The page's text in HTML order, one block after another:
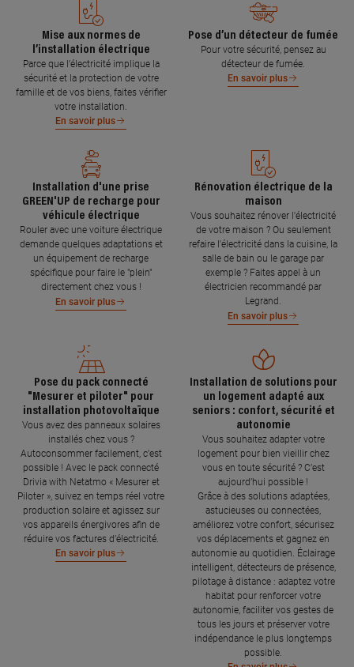
Mise aux normes de
l’installation électrique
Parce que l’électricité implique la
sécurité et la protection de votre
famille et de vos biens, faites vérifier
votre installation.
En savoir plus
Pose d’un détecteur de fumée
Pour votre sécurité, pensez au
détecteur de fumée.
En savoir plus
Installation d'une prise
GREEN'UP de recharge pour
véhicule électrique
Rouler avec une voiture électrique
demande quelques adaptations et
un équipement de recharge
spécifique pour faire le "plein"
directement chez vous !
En savoir plus
Rénovation électrique de la
maison
Vous souhaitez rénover l'électricité
de votre maison ? Ou seulement
refaire l'électricité dans la cuisine, la
salle de bain ou le garage par
exemple ? Faites appel à un
électricien recommandé par
Legrand.
En savoir plus
Pose du pack connecté
"Mesurer et piloter" pour
installation photovoltaïque
Vous avez des panneaux solaires
installés chez vous ?
Autoconsommer facilement, c’est
possible ! Avec le pack connecté
Drivia with Netatmo « Mesurer et
Piloter », suivez en temps réel votre
production solaire et agissez sur
vos appareils énergivores afin de
réduire vos factures d’électricité.
En savoir plus
Installation de solutions pour
un logement adapté aux
seniors : confort, sécurité et
autonomie
Vous souhaitez adapter votre
logement pour bien vieillir chez
vous en toute sécurité ? C’est
aujourd’hui possible !
Grâce à des solutions adaptées,
astucieuses ou connectées,
améliorez votre confort, sécurisez
vos déplacements et gagnez en
autonomie au quotidien. Éclairage
intelligent, détecteurs de présence,
pilotage à distance : adaptez votre
habitat pour renforcer votre
autonomie, faciliter vos gestes de
tous les jours et préserver votre
indépendance le plus longtemps
possible.